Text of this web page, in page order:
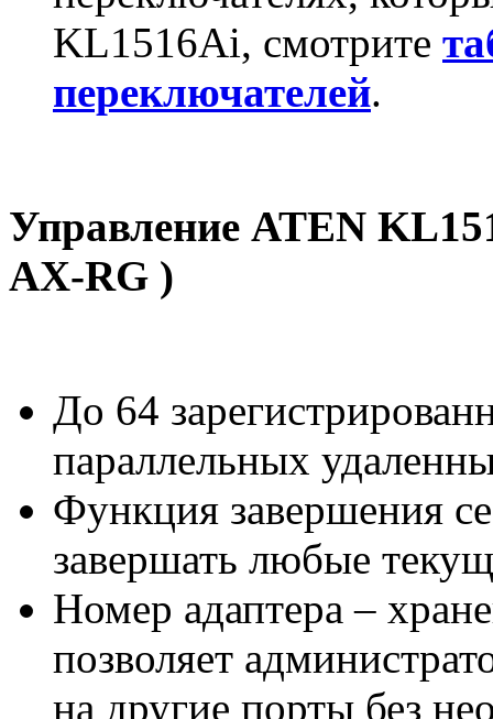
KL1516Ai, смотрите
переключателей.
Управление ATEN
AX-RG )
До 64
параллельных
Функция завершения
завершать любые
Номер адаптера –
позволяет
на другие порты без